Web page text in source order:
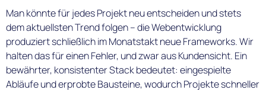
Man könnte für jedes Projekt neu entscheiden und stets
dem aktuellsten Trend folgen – die Webentwicklung
produziert schließlich im Monatstakt neue Frameworks. Wir
halten das für einen Fehler, und zwar aus Kundensicht. Ein
bewährter, konsistenter Stack bedeutet: eingespielte
Abläufe und erprobte Bausteine, wodurch Projekte schneller